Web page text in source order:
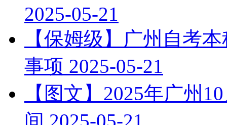
2025-05-21
【保姆级】广州自考
事项 2025-05-21
【图文】2025年广州
间 2025-05-21